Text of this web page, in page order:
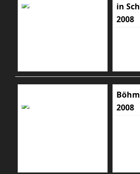
in
2008
2008